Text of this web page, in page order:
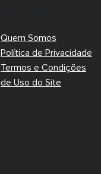
Quem Somos
Política de Privacidade
Termos e Condições
de Uso do Site